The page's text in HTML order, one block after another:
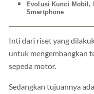
Evolusi Kunci Mobil,
Smartphone
Inti dari riset yang
untuk mengembangkan
sepeda motor.
Sedangkan tujuannya